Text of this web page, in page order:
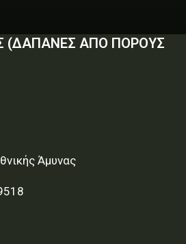
(ΔΑΠΑΝΕΣ ΑΠΟ ΠΟΡΟΥΣ
Άμυνας